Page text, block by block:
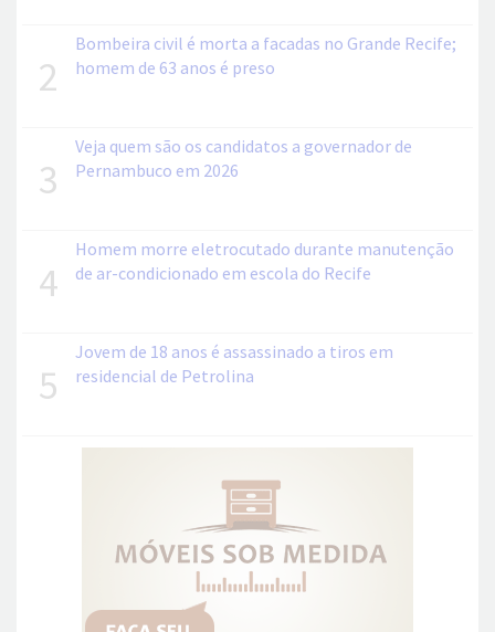
2
Bombeira civil é morta a facadas no Grande Recife;
homem de 63 anos é preso
3
Veja quem são os candidatos a governador de
Pernambuco em 2026
4
Homem morre eletrocutado durante manutenção
de ar-condicionado em escola do Recife
5
Jovem de 18 anos é assassinado a tiros em
residencial de Petrolina